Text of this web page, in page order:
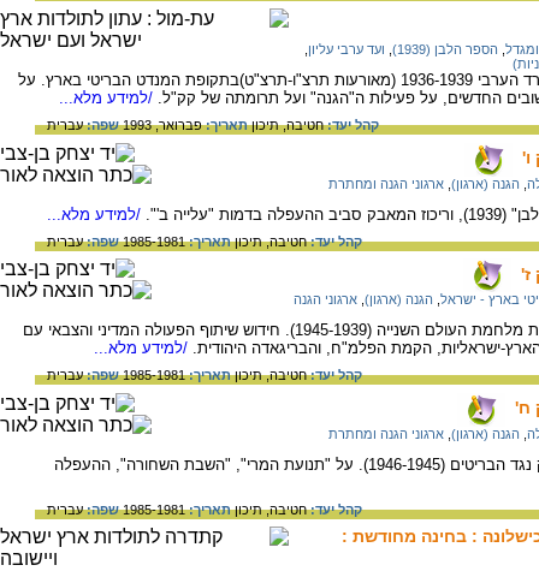
הספר הלבן (1939) ועד ערבי עליון
סיפור ההתיישבות היהודית בגליל תוך כדי המרד הערבי 1936-1939 (מאורעות תרצ"ו-תרצ"ט)בתקופת המנדט הבריטי בארץ. על
החדשים, על פעילות ה"הגנה" ועל תרומתה של קק"ל. /למידע מלא...
קהל יעד:חטיבה,תיכוןתאריך:פברואר, 1993 שפה:עברית
ו'
הגנה (ארגון) ארגוני הגנה ומחתרת
ב'". /למידע מלא...
קהל יעד:חטיבה,תיכוןתאריך:1985-1981 שפה:עברית
ז'
בארץ - ישראל הגנה (ארגון) ארגוני הגנה
על התמורות בהתגבשות הכוח הצבאי בתקופת מלחמת העולם השנייה (1945-1939). חידוש שיתוף הפעולה המדיני והצבאי עם
ישראליות, הקמת הפלמ"ח, והבריגאדה היהודית. /למידע מלא...
קהל יעד:חטיבה,תיכוןתאריך:1985-1981 שפה:עברית
ח'
הגנה (ארגון) ארגוני הגנה ומחתרת
עם תום מלחמת העולם השניה חודש המאבק נגד הבריטים (1946-1945). על "תנועת המרי", "השבת השחורה", ההעפלה
קהל יעד:חטיבה,תיכוןתאריך:1985-1981 שפה:עברית
: בחינה מחודשת :